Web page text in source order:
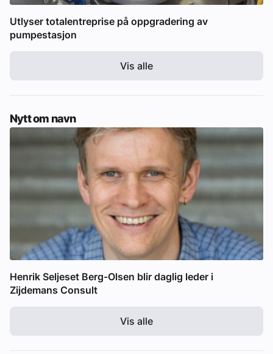
Utlyser totalentreprise på oppgradering av
pumpestasjon
Vis alle
Nytt om navn
Henrik Seljeset Berg-Olsen blir daglig leder i
Zijdemans Consult
Vis alle